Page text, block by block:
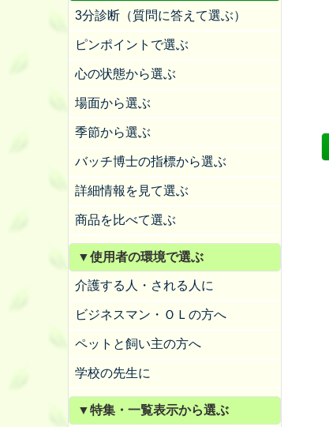
3分診断（質問に答えて選ぶ）
ピンポイントで選ぶ
心の状態から選ぶ
場面から選ぶ
季節から選ぶ
バッチ博士の指標から選ぶ
詳細情報を見て選ぶ
商品を比べて選ぶ
▼使用者の環境で選ぶ
介護する人・される人に
ビジネスマン・ＯＬの方へ
ペットと飼い主の方へ
学校の先生に
▼特集・一覧表示から選ぶ